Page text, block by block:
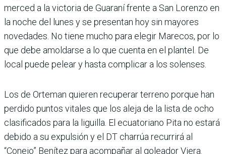
merced a la victoria de Guaraní frente a San Lorenzo en
la noche del lunes y se presentan hoy sin mayores
novedades. No tiene mucho para elegir Marecos, por lo
que debe amoldarse a lo que cuenta en el plantel. De
local puede pelear y hasta complicar a los solenses.
Los de Orteman quieren recuperar terreno porque han
per­dido puntos vitales que los aleja de la lista de ocho
clasifi­cados para la liguilla. El ecuato­riano Pita no estará
debido a su expulsión y el DT charrúa recu­rrirá al
“Conejo” Benítez para acompañar al goleador Viera.